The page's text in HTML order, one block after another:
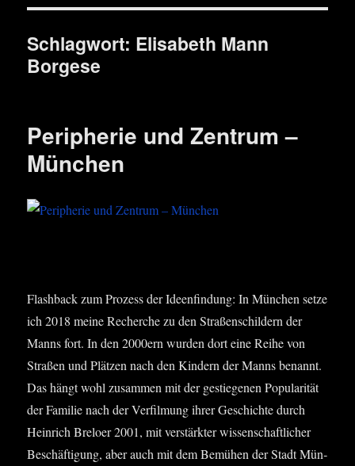
Schlagwort: Elisabeth Mann
Borgese
Peripherie und Zentrum –
München
Flash­back zum Pro­zess der Ideen­fin­dung: In Mün­chen set­ze
ich 2018 mei­ne Recher­che zu den Stra­ßen­schil­dern der
Manns fort. In den 2000ern wur­den dort eine Rei­he von
Stra­ßen und Plät­zen nach den Kin­dern der Manns benannt.
Das hängt wohl zusam­men mit der gestie­ge­nen Popu­la­ri­tät
der Fami­lie nach der Ver­fil­mung ihrer Geschich­te durch
Hein­rich Bre­lo­er 2001, mit ver­stärk­ter wis­sen­schaft­li­cher
Beschäf­ti­gung, aber auch mit dem Bemü­hen der Stadt Mün­